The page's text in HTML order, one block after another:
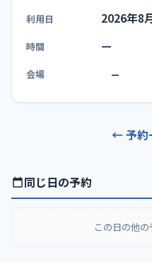
利用日 2026年8
時間 —
会場 —
← 予約
同じ日の予約
この日の他